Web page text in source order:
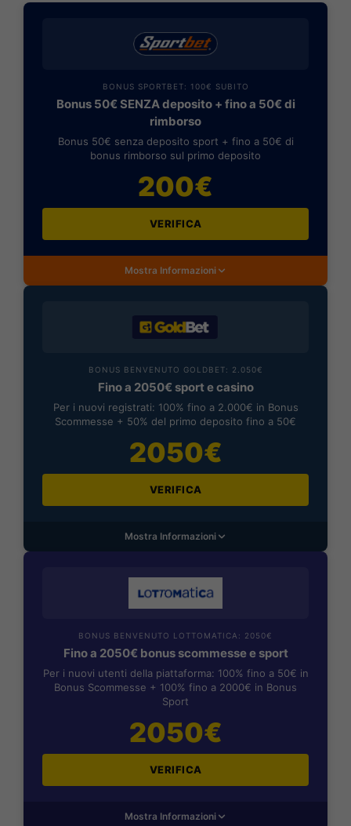
BONUS SPORTBET: 100€ SUBITO
Bonus 50€ SENZA deposito + fino a 50€ di
rimborso
Bonus 50€ senza deposito sport + fino a 50€ di
bonus rimborso sul primo deposito
200€
VERIFICA
Mostra Informazioni
BONUS BENVENUTO GOLDBET: 2.050€
Fino a 2050€ sport e casino
Per i nuovi registrati: 100% fino a 2.000€ in Bonus
Scommesse + 50% del primo deposito fino a 50€
2050€
VERIFICA
Mostra Informazioni
BONUS BENVENUTO LOTTOMATICA: 2050€
Fino a 2050€ bonus scommesse e sport
Per i nuovi utenti della piattaforma: 100% fino a 50€ in
Bonus Scommesse + 100% fino a 2000€ in Bonus
Sport
2050€
VERIFICA
Mostra Informazioni